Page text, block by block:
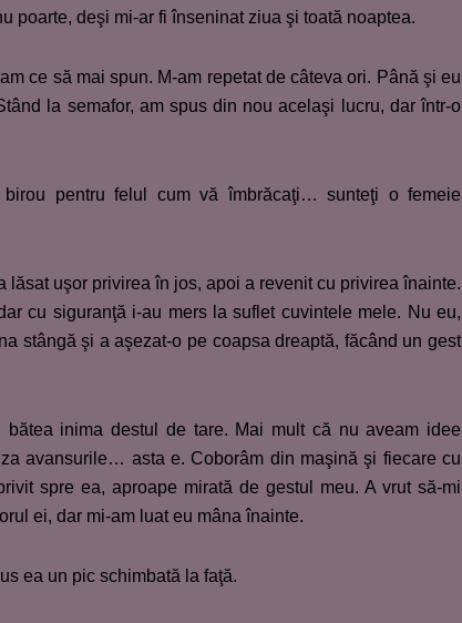
poarte, deşi mi-ar fi înseninat ziua şi toată noaptea.
ce să mai spun. M-am repetat de câteva ori. Până şi eu
la semafor, am spus din nou acelaşi lucru, dar într-o
pentru felul cum vă îmbrăcaţi… sunteţi o femeie
lăsat uşor privirea în jos, apoi a revenit cu privirea înainte.
cu siguranţă i-au mers la suflet cuvintele mele. Nu eu,
stângă şi a aşezat-o pe coapsa dreaptă, făcând un gest
inima destul de tare. Mai mult că nu aveam idee
avansurile… asta e. Coborâm din maşină şi fiecare cu
spre ea, aproape mirată de gestul meu. A vrut să-mi
ei, dar mi-am luat eu mâna înainte.
ea un pic schimbată la faţă.